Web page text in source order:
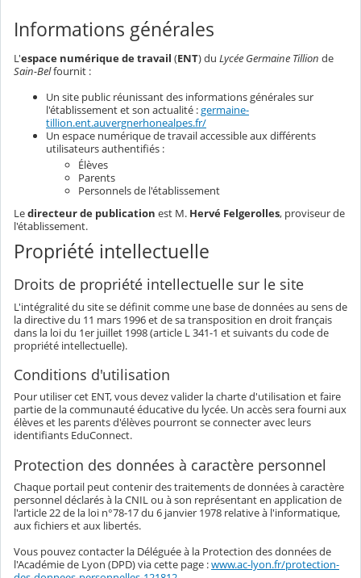
Informations générales
L'espace numérique de travail (ENT) du Lycée Germaine Tillion de
Sain-Belfournit :
Un site public réunissant des informations générales sur
l'établissement et son actualité :germaine-
tillion.ent.auvergnerhonealpes.fr/
Un espace numérique de travail accessible aux différents
utilisateurs authentifiés :
Élèves
Parents
Personnels de l'établissement
Ledirecteur de publication est M. Hervé Felgerolles, proviseur de
l'établissement.
Propriété intellectuelle
Droits de propriété intellectuelle sur le site
L'intégralité du site se définit comme une base de données au sens de
la directive du 11 mars 1996 et de sa transposition en droit français
dans la loi du 1er juillet 1998 (article L 341-1 et suivants du code de
propriété intellectuelle).
Conditions d'utilisation
Pour utiliser cet ENT, vous devez valider la charte d'utilisation et faire
partie de la communauté éducative du lycée. Un accès sera fourni aux
élèves et les parents d'élèves pourront se connecter avec leurs
identifiants EduConnect.
Protection des données à caractère personnel
Chaque portail peut contenir des traitements de données à caractère
personnel déclarés à la CNIL ou à son représentant en application de
l'article 22 de la loi n°78-17 du 6 janvier 1978 relative à l'informatique,
aux fichiers et aux libertés.
Vous pouvez contacter la Déléguée à la Protection des données de
l'Académie de Lyon (DPD) via cette page :www.ac-lyon.fr/protection-